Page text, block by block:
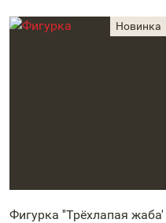
Фигурка ''Трёхлапая жаба'